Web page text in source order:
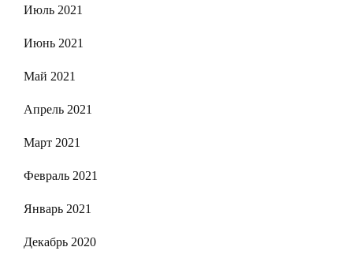
Июль 2021
Июнь 2021
Май 2021
Апрель 2021
Март 2021
Февраль 2021
Январь 2021
Декабрь 2020